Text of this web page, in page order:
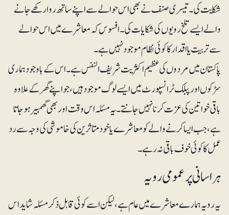
شکایت کی۔ تیسری صنف نے بھی اس حوالے سے اپنے ساتھ روا رکھے جانے
والے ایسے تلخ رویوں کی شکایات کی۔ افسوس کہ معاشرے میں اس حوالے
سے تربیت یا اقدار کا کوئی نظام موجود نہیں ہے۔
پاکستان میں مردوں کی عظیم اکثریت شریف النفس ہے۔ اس کے باوجود ہماری
سڑکوں اور پبلک ٹرانسپورٹ میں ایسے لوگ موجود ہیں، جو اپنے گھر کے علاوہ
باقی خواتین کی عزت کرنا نہیں جانتے۔ یہ مسئلہ اس وقت اور بھی گھمبیر ہو جاتا
ہے، جب ایسا کرنے والے کو معاشرے یا خود متاثرین کی خاموشی کی وجہ سے رد
عمل کا کوئی خوف باقی نہ رہے۔
ہراسانی پر عمومی رویہ
یہ رویہ ہمارے معاشرے میں عام ہے، لیکن اسے کوئی قابل ذکر مسئلہ شاید اس